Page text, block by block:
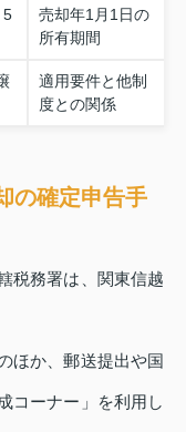
5
売却年1月1日の
所有期間
適用要件と他制
度との関係
の確定申告手
税務署は、関東信越
ほか、郵送提出や国
コーナー」を利用し